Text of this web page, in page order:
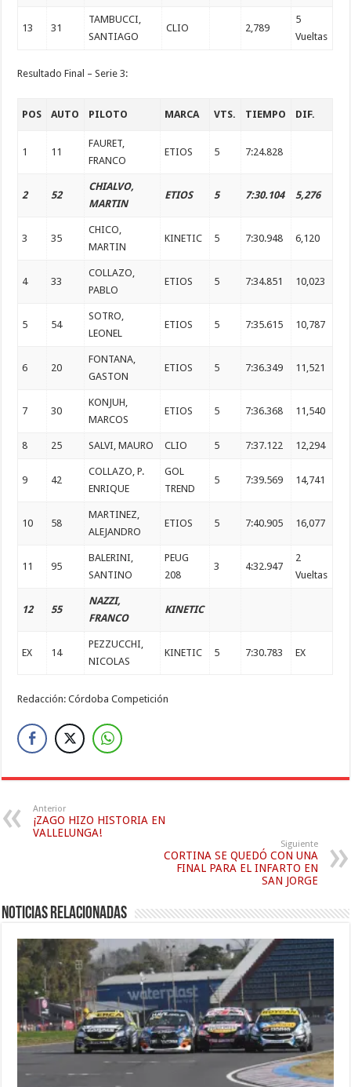
13 31
TAMBUCCI,
SANTIAGO
CLIO 2,789
5
Vueltas
Resultado Final – Serie 3:
POS AUTO PILOTO MARCA VTS. TIEMPO DIF.
1 11
FAURET,
FRANCO
ETIOS 5 7:24.828
2 52
CHIALVO,
MARTIN
ETIOS 5 7:30.104 5,276
3 35
CHICO,
MARTIN
KINETIC 5 7:30.948 6,120
4 33
COLLAZO,
PABLO
ETIOS 5 7:34.851 10,023
5 54
SOTRO,
LEONEL
ETIOS 5 7:35.615 10,787
6 20
FONTANA,
GASTON
ETIOS 5 7:36.349 11,521
7 30
KONJUH,
MARCOS
ETIOS 5 7:36.368 11,540
8 25 SALVI, MAURO CLIO 5 7:37.122 12,294
9 42
COLLAZO, P.
ENRIQUE
GOL
TREND
5 7:39.569 14,741
10 58
MARTINEZ,
ALEJANDRO
ETIOS 5 7:40.905 16,077
11 95
BALERINI,
SANTINO
PEUG
208
3 4:32.947
2
Vueltas
12 55
NAZZI,
FRANCO
KINETIC
EX 14
PEZZUCCHI,
NICOLAS
KINETIC 5 7:30.783 EX
Redacción: Córdoba Competición
Anterior
¡ZAGO HIZO HISTORIA EN
VALLELUNGA!
Siguiente
CORTINA SE QUEDÓ CON UNA
FINAL PARA EL INFARTO EN
SAN JORGE
Noticias relacionadas